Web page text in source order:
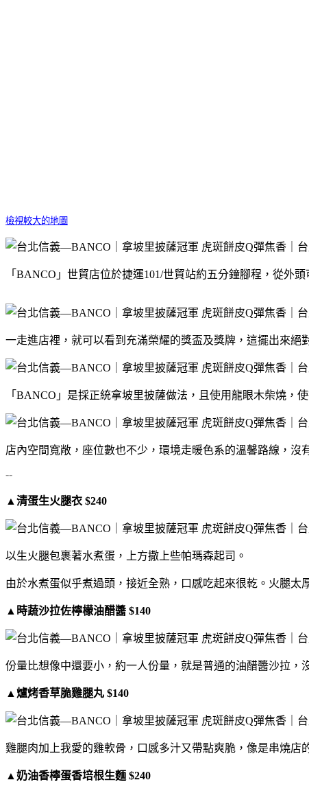
檢視較大的地圖
「BANCO」世貿店位於捷運101/世貿站約五分鐘腳程，從外
一走進店裡，就可以看到充滿榮耀的獎盃及獎牌，這擺出來絕
「BANCO」是採正統拿坡里披薩做法，且使用龍眼木柴燒，
店內空間寬敞，座位數也不少，環境走暖色系的溫馨路線，沒
--
▲清蛋生火腿衣 $240
以生火腿包裹著水煮蛋，上方撒上些帕瑪森起司。
由於水煮蛋似乎煮過頭，接近全熟，口感吃起來很乾。火腿
▲時蔬沙拉佐檸檬油醋醬 $140
份量比想像中還要小，約一人份量，就是普通的油醋醬沙拉，
▲爐烤香草脆雞腿丸 $140
雞腿肉加上我愛的雞軟骨，口感多汁又帶點爽脆，像是串燒店
▲奶油香檸蛋香培根生麵 $240